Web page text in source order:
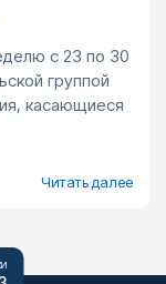
с 23 по 30
группой
касающиеся
Читать далее